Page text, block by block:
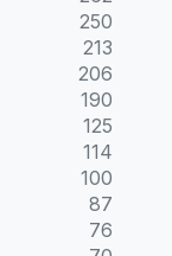
250
213
206
190
125
114
100
87
76